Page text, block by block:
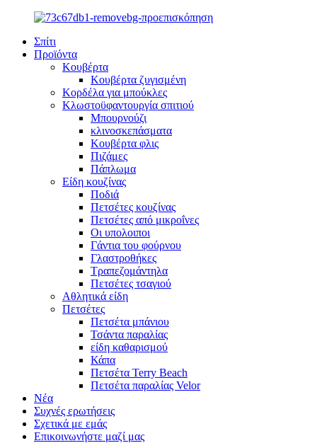
Σπίτι
Προϊόντα
Κουβέρτα
Κουβέρτα ζυγισμένη
Κορδέλα για μπούκλες
Κλωστοϋφαντουργία σπιτιού
Μπουρνούζι
κλινοσκεπάσματα
Κουβέρτα φλις
Πιζάμες
Πάπλωμα
Είδη κουζίνας
Ποδιά
Πετσέτες κουζίνας
Πετσέτες από μικροΐνες
Οι υπολοιποι
Γάντια του φούρνου
Γλαστροθήκες
Τραπεζομάντηλα
Πετσέτες τσαγιού
Αθλητικά είδη
Πετσέτες
Πετσέτα μπάνιου
Τσάντα παραλίας
είδη καθαρισμού
Κάπα
Πετσέτα Terry Beach
Πετσέτα παραλίας Velor
Νέα
Συχνές ερωτήσεις
Σχετικά με εμάς
Επικοινωνήστε μαζί μας